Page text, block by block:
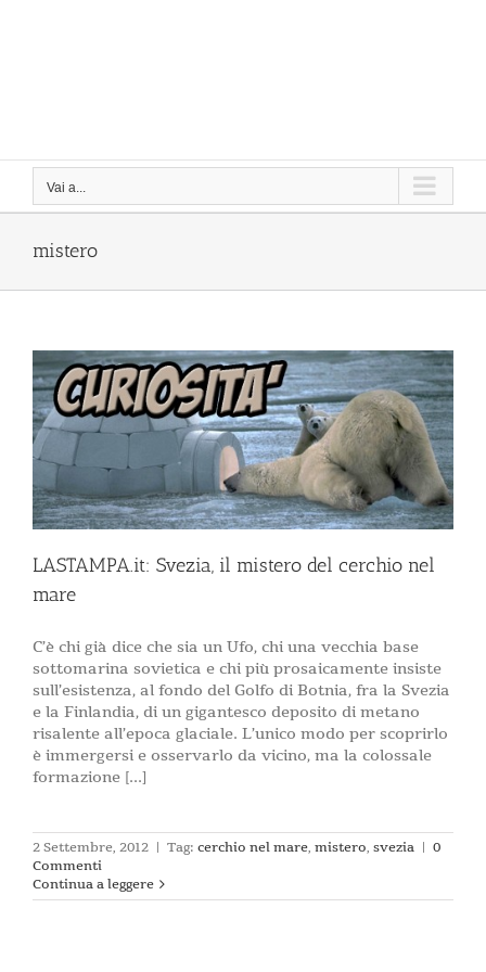
Vai a...
mistero
LASTAMPA.it: Svezia, il mistero del cerchio nel
mare
C’è chi già dice che sia un Ufo, chi una vecchia base
sottomarina sovietica e chi più prosaicamente insiste
sull’esistenza, al fondo del Golfo di Botnia, fra la Svezia
e la Finlandia, di un gigantesco deposito di metano
risalente all’epoca glaciale. L’unico modo per scoprirlo
è immergersi e osservarlo da vicino, ma la colossale
formazione [...]
2 Settembre, 2012 | Tag: cerchio nel mare, mistero, svezia | 0
Commenti
Continua a leggere